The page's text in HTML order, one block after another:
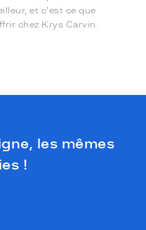
et c'est ce que
chez Krys Carvin.
les mêmes
!